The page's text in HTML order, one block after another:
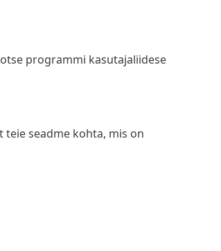
programmi kasutajaliidese
teie seadme kohta, mis on